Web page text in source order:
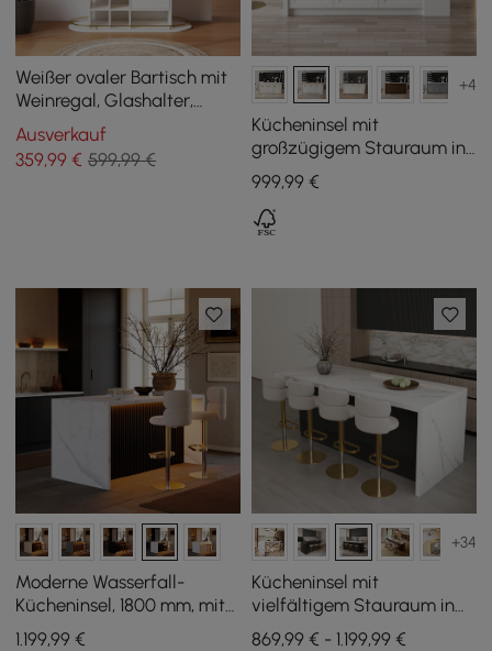
Weißer ovaler Bartisch mit
Weinregal, Glashalter,
Ablage für Spirituosen,
1200 mm, 2 Schubladen
Ausverkauf
359,99 € 599,99 €
+4
Kücheninsel mit
großzügigem Stauraum in
Natur und Weiß, 180 cm
999,99€
Moderne Wasserfall-
Kücheninsel, 1800 mm, mit
Licht und Stauraum
1.199,99 €
+34
Kücheninsel mit
vielfältigem Stauraum in
Weiß und Schwarz, 183 cm
869,99 € - 1.199,99 €